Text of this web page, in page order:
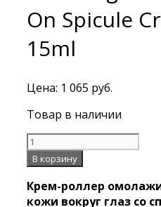
On Spicule
15ml
Цена: 1 065 руб.
Товар в наличии
Количество
Крем-
роллер
омолаживающий
для
В корзину
Крем-роллер
кожи вокруг глаз со